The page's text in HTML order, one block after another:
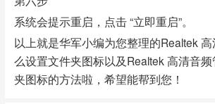
系统会提示重启，点击 “立即重启”。
以上就是华军小编为您整理的Realtek
么设置文件夹图标以及Realtek 高清音
夹图标的方法啦，希望能帮到您！